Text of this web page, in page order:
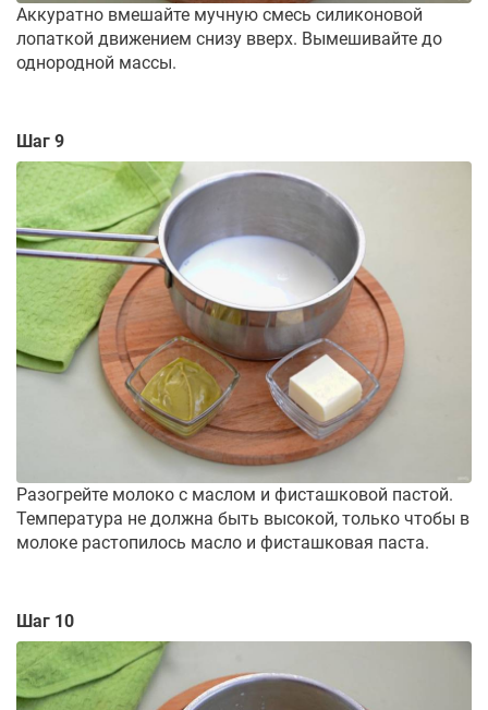
Аккуратно вмешайте мучную смесь силиконовой
лопаткой движением снизу вверх. Вымешивайте до
однородной массы.
Шаг 9
Разогрейте молоко с маслом и фисташковой пастой.
Температура не должна быть высокой, только чтобы в
молоке растопилось масло и фисташковая паста.
Шаг 10